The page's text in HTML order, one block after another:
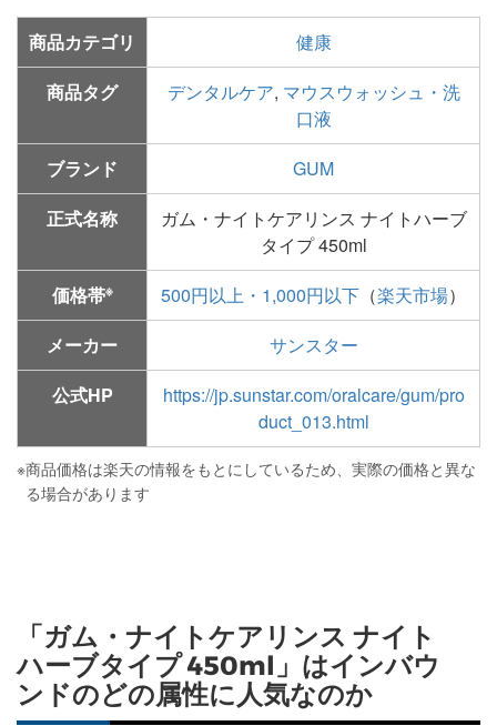
商品カテゴリ
健康
商品タグ
デンタルケア, マウスウォッシュ・洗
口液
ブランド
GUM
正式名称
ガム・ナイトケアリンス ナイトハーブ
タイプ 450ml
価格帯※ 500円以上・1,000円以下 （楽天市場）
メーカー
サンスター
公式HP
https://jp.sunstar.com/oralcare/gum/pro
duct_013.html
※商品価格は楽天の情報をもとにしているため、実際の価格と異な
る場合があります
「ガム・ナイトケアリンス ナイト
ハーブタイプ 450ml」はインバウ
ンドのどの属性に人気なのか